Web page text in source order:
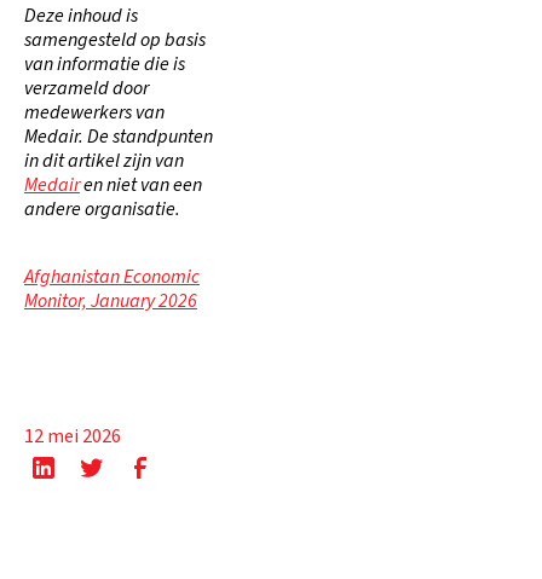
Deze inhoud is
samengesteld op basis
van informatie die is
verzameld door
medewerkers van
Medair. De standpunten
in dit artikel zijn van
Medairen niet van een
andere organisatie.
Afghanistan Economic
Monitor, January 2026
12 mei 2026